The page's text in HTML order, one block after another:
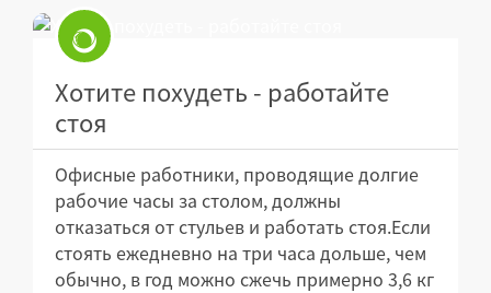
Хотите похудеть - работайте
стоя
Офисные работники, проводящие долгие
рабочие часы за столом, должны
отказаться от стульев и работать стоя.Если
стоять ежедневно на три часа дольше, чем
обычно, в год можно сжечь примерно 3,6 кг